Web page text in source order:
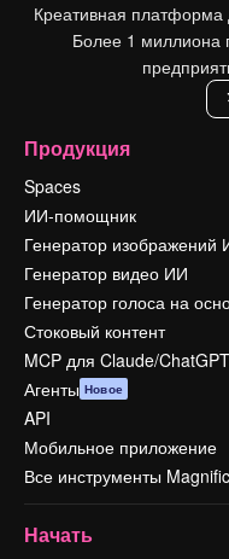
Креативная платформа
Более 1 миллиона
Продукция
Spaces
ИИ-помощник
Генератор изображений
Генератор видео ИИ
Генератор голоса на
Стоковый контент
MCP для Claude/ChatGPT
Агенты Новое
API
Мобильное приложение
Все инструменты Magnific
Начать